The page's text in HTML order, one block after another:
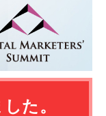
た。